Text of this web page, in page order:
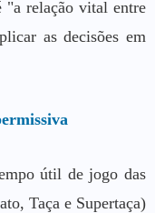
"a relação vital entre
as decisões em
útil de jogo das
Taça e Supertaça)